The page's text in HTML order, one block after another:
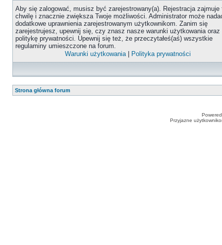
Aby się zalogować, musisz być zarejestrowany(a). Rejestracja zajmuje
chwilę i znacznie zwiększa Twoje możliwości. Administrator może
dodatkowe uprawnienia zarejestrowanym użytkownikom. Zanim się
zarejestrujesz, upewnij się, czy znasz nasze warunki użytkowania oraz
politykę prywatności. Upewnij się też, że przeczytałeś(aś) wszystkie
regulaminy umieszczone na forum.
Warunki użytkowania| Polityka prywatności
Strona główna forum
Przyjazne